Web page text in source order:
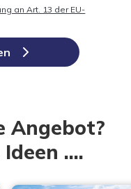
an Art. 13 der EU-
Angebot?
....